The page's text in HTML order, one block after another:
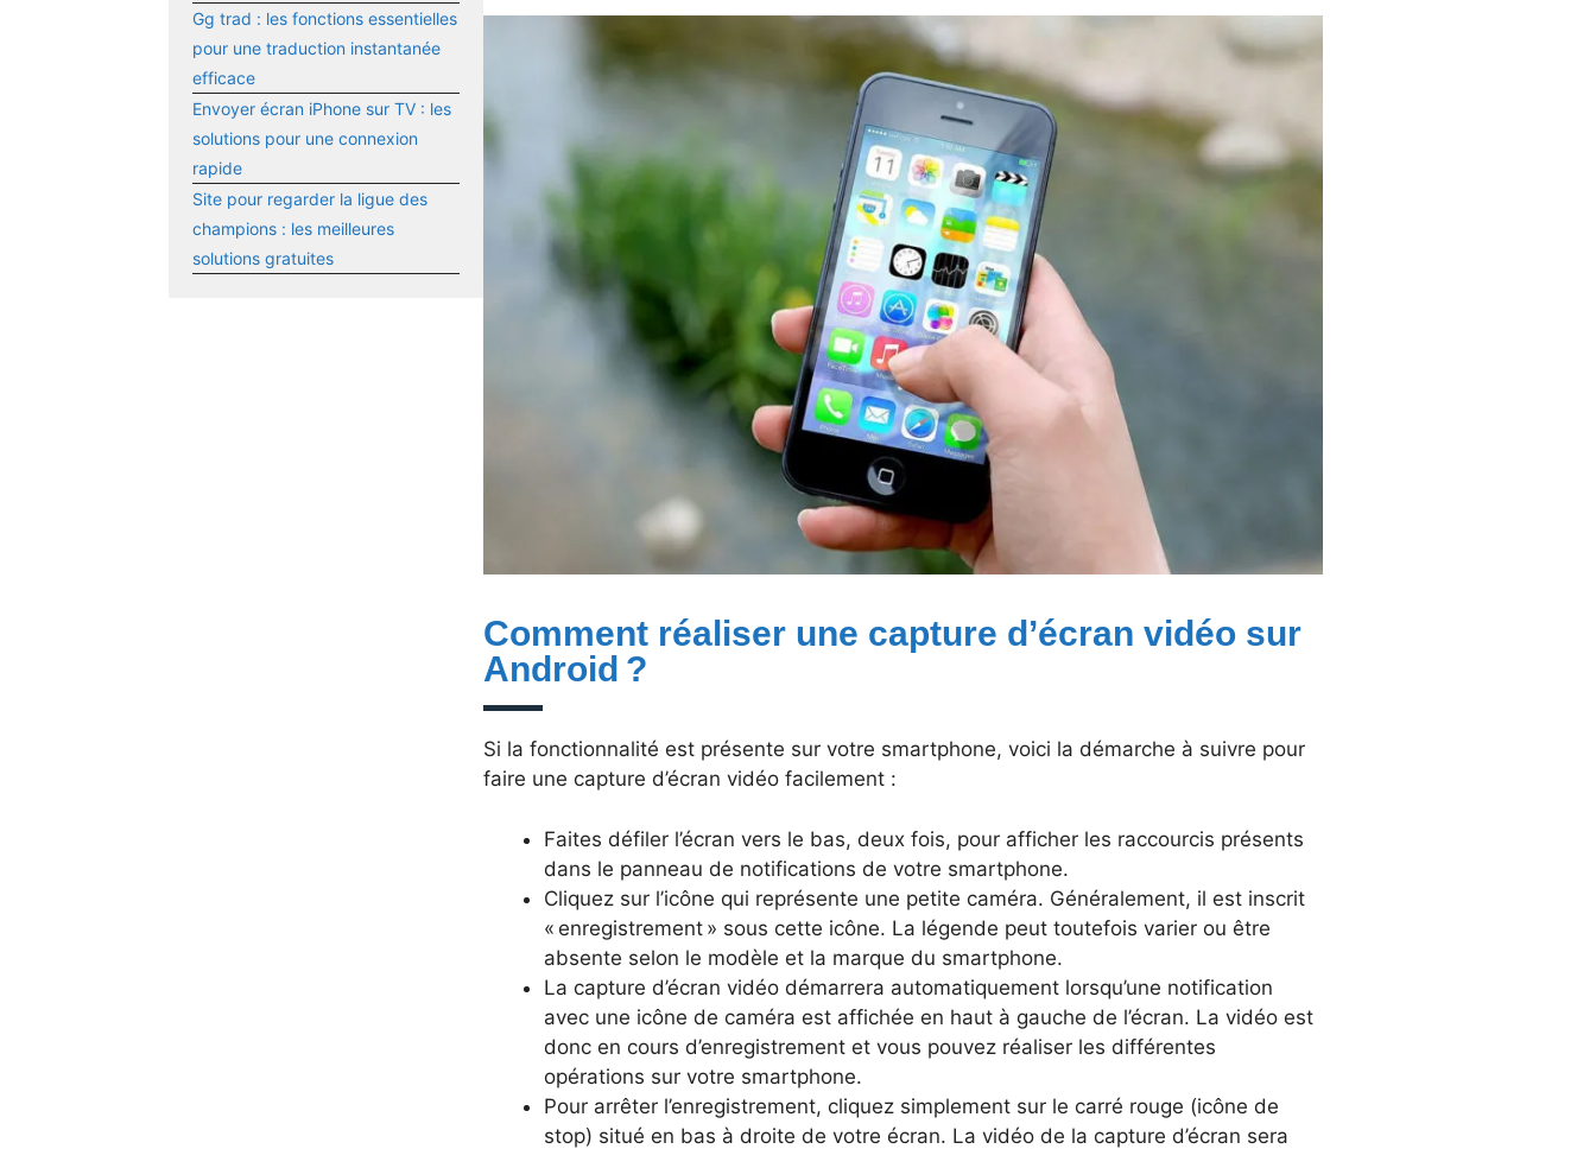
Gg trad : les fonctions essentielles
pour une traduction instantanée
efficace
Envoyer écran iPhone sur TV : les
solutions pour une connexion
rapide
Site pour regarder la ligue des
champions : les meilleures
solutions gratuites
Comment réaliser une capture d’écran vidéo sur
Android ?
Si la fonctionnalité est présente sur votre smartphone, voici la démarche à suivre pour
faire une capture d’écran vidéo facilement :
Faites défiler l’écran vers le bas, deux fois, pour afficher les raccourcis présents
dans le panneau de notifications de votre smartphone.
Cliquez sur l’icône qui représente une petite caméra. Généralement, il est inscrit
« enregistrement » sous cette icône. La légende peut toutefois varier ou être
absente selon le modèle et la marque du smartphone.
La capture d’écran vidéo démarrera automatiquement lorsqu’une notification
avec une icône de caméra est affichée en haut à gauche de l’écran. La vidéo est
donc en cours d’enregistrement et vous pouvez réaliser les différentes
opérations sur votre smartphone.
Pour arrêter l’enregistrement, cliquez simplement sur le carré rouge (icône de
stop) situé en bas à droite de votre écran. La vidéo de la capture d’écran sera